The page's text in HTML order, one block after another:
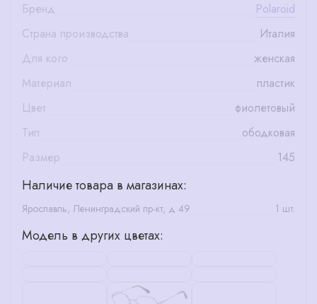
Бренд
Polaroid
Страна производства
Италия
Для кого
женская
Материал
пластик
Цвет
фиолетовый
Тип
ободковая
Размер
145
Наличие товара в магазинах:
Ярославль, Ленинградский пр-кт, д 49 1 шт.
Модель в других цветах: